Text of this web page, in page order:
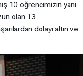
10 öğrencimizin yanı
olan 13
dolayı altın ve